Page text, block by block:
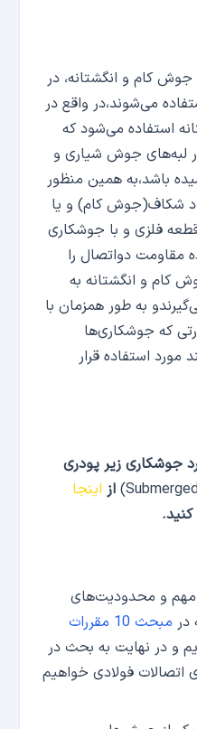
کام و انگشتانه، در
می‌شوند،در واقع در
استفاده می‌شود که
لبه‌های جوش شیاری و
باشد،به همین منظور
شکاف(جوش کام) و یا
فلزی و با جوشکاری
مقاومت دواتصال را
کام و انگشتانه به
به طور همزمان با
که جوشکاری‌ها
مورد استفاده قرار
جوشکاری زیر پودری
از اینجا
مهم و محدودیت‌های
مبحث 10 مقررات
و در نهایت به بحث در
اتصالات فولادی خواهیم